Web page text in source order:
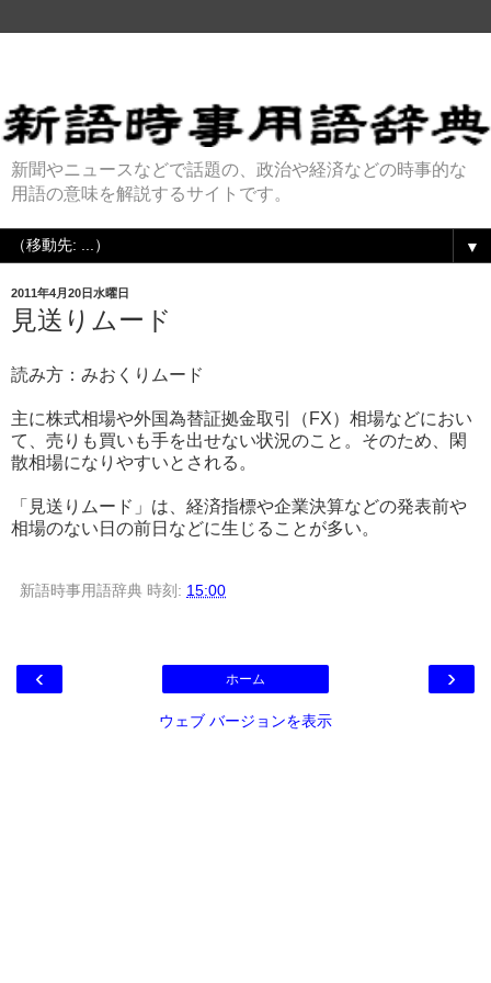
新聞やニュースなどで話題の、政治や経済などの時事的な
用語の意味を解説するサイトです。
▼
2011年4月20日水曜日
見送りムード
読み方：みおくりムード
主に株式相場や外国為替証拠金取引（FX）相場などにおい
て、売りも買いも手を出せない状況のこと。そのため、閑
散相場になりやすいとされる。
「見送りムード」は、経済指標や企業決算などの発表前や
相場のない日の前日などに生じることが多い。
新語時事用語辞典 時刻: 15:00
‹ ›
ホーム
ウェブ バージョンを表示